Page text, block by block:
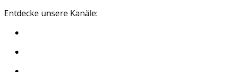
Entdecke unsere Kanäle: